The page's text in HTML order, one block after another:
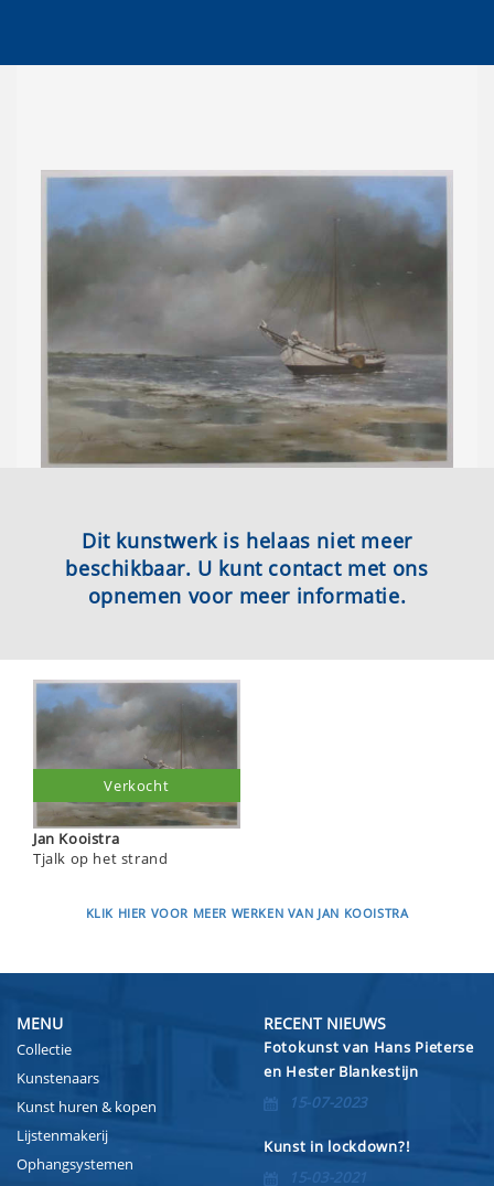
Dit kunstwerk is helaas niet meer
beschikbaar. U kunt contact met ons
opnemen voor meer informatie.
Jan Kooistra
Tjalk op het strand
Verkocht
KLIK HIER VOOR MEER WERKEN VAN JAN KOOISTRA
MENU
Collectie
Kunstenaars
Kunst huren & kopen
Lijstenmakerij
Ophangsystemen
RECENT NIEUWS
Fotokunst van Hans Pieterse
en Hester Blankestijn
15-07-2023
Kunst in lockdown?!
15-03-2021